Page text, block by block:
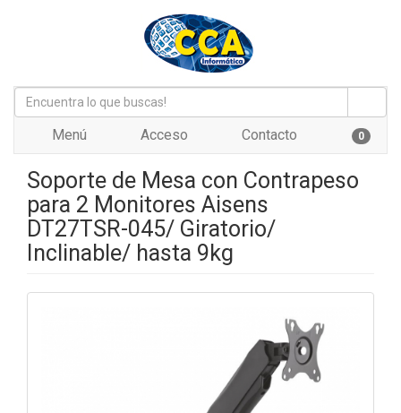
Menú Acceso Contacto 0
Soporte de Mesa con Contrapeso
para 2 Monitores Aisens
DT27TSR-045/ Giratorio/
Inclinable/ hasta 9kg